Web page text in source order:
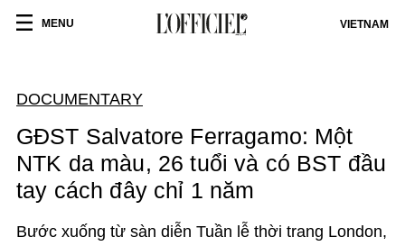
MENU VIETNAM
DOCUMENTARY
GĐST Salvatore Ferragamo: Một
NTK da màu, 26 tuổi và có BST đầu
tay cách đây chỉ 1 năm
Bước xuống từ sàn diễn Tuần lễ thời trang London,